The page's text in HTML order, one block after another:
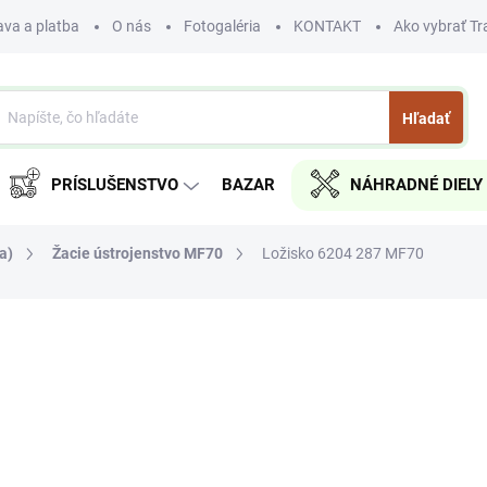
a platba O nás Fotogaléria KONTAKT Ako vybrať
Hľadať
PRÍSLUŠENSTVO BAZAR NÁHRADNÉ DIELY
Žacie ústrojenstvo MF70 Ložisko 6204 287 MF70